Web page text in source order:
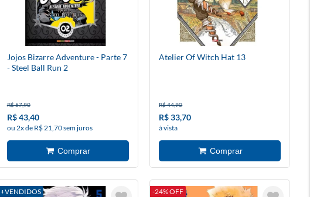
Jojos Bizarre Adventure - Parte 7
- Steel Ball Run 2
R$ 57,90
R$ 43,40
ou 2x de R$ 21,70 sem juros
Atelier Of Witch Hat 13
R$ 44,90
R$ 33,70
à vista
+VENDIDOS
-24% OFF